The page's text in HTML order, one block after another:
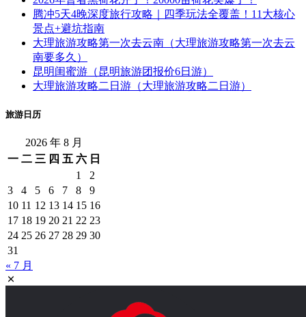
腾冲5天4晚深度旅行攻略｜四季玩法全覆盖！11大核心
景点+避坑指南
大理旅游攻略第一次去云南（大理旅游攻略第一次去云
南要多久）
昆明闺蜜游（昆明旅游团报价6日游）
大理旅游攻略二日游（大理旅游攻略二日游）
旅游日历
2026 年 8 月
一 二 三 四 五 六 日
1
2
3
4 5 6 7 8
9
10 11 12 13 14 15 16
17 18 19 20 21 22 23
24 25 26 27 28 29 30
31
« 7 月